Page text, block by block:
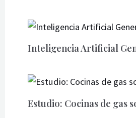
Inteligencia Artificial
Estudio: Cocinas de gas